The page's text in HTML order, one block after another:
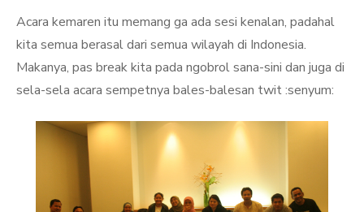
Acara kemaren itu memang ga ada sesi kenalan, padahal
kita semua berasal dari semua wilayah di Indonesia.
Makanya, pas break kita pada ngobrol sana-sini dan juga di
sela-sela acara sempetnya bales-balesan twit :senyum: